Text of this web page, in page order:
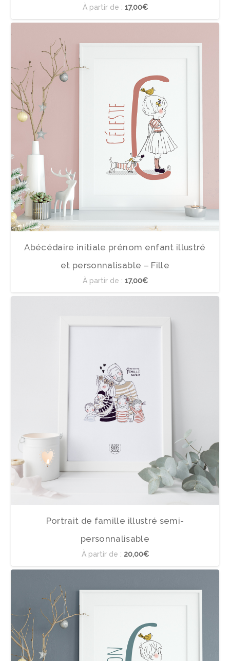
À partir de : 17,00€
Abécédaire initiale prénom enfant illustré
et personnalisable – Fille
À partir de : 17,00€
Portrait de famille illustré semi-
personnalisable
À partir de : 20,00€